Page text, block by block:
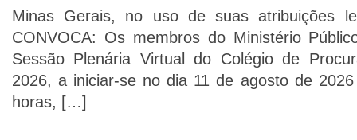
Minas Gerais, no uso de suas atribuições
CONVOCA: Os membros do Ministério
Sessão Plenária Virtual do Colégio de
2026, a iniciar-se no dia 11 de agosto de
horas, […]